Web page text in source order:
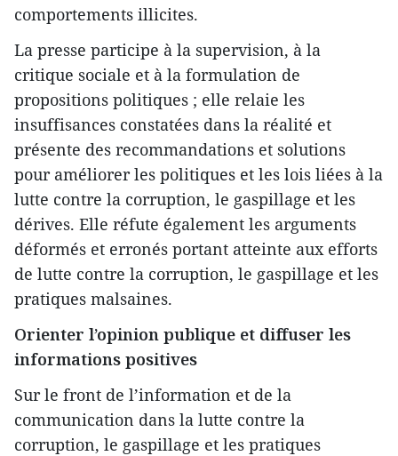
comportements illicites.
La presse participe à la supervision, à la
critique sociale et à la formulation de
propositions politiques ; elle relaie les
insuffisances constatées dans la réalité et
présente des recommandations et solutions
pour améliorer les politiques et les lois liées à la
lutte contre la corruption, le gaspillage et les
dérives. Elle réfute également les arguments
déformés et erronés portant atteinte aux efforts
de lutte contre la corruption, le gaspillage et les
pratiques malsaines.
Orienter l’opinion publique et diffuser les
informations positives
Sur le front de l’information et de la
communication dans la lutte contre la
corruption, le gaspillage et les pratiques